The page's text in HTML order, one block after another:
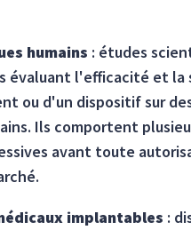
humains : études
évaluant l'efficacité et la
ou d'un dispositif sur
Ils comportent
avant toute
implantables :